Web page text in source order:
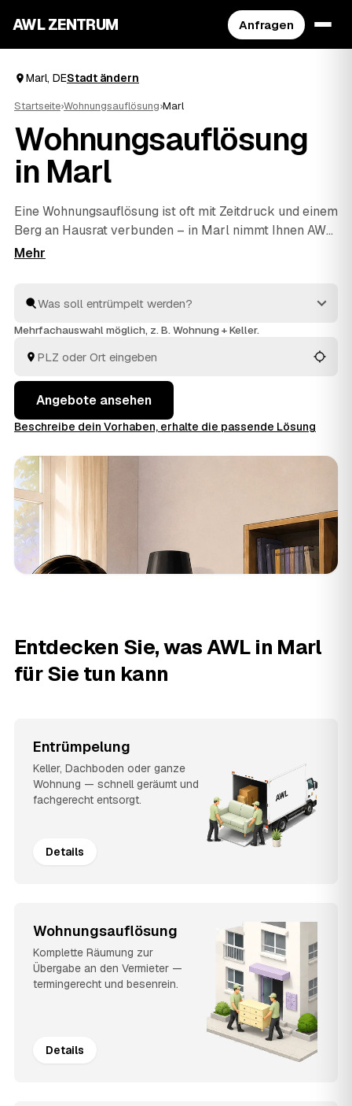
AWL ZENTRUM Anfragen
Marl, DEStadt ändern
Startseite›Wohnungsauflösung›Marl
Wohnungsauflösung
in Marl
Eine Wohnungsauflösung ist oft mit Zeitdruck und einem
Berg an Hausrat verbunden – in Marl nimmt Ihnen AWL
die Anbietersuche ab. Sie geben den Umfang einmal an
Erst wird ausgeräumt und fachgerecht entsorgt, dann
die Wohnung besenrein übergeben. Sie vergleichen in
oderMünsterundLünen
Mehrfachauswahl möglich, z. B. Wohnung + Keller.
Angebote ansehen
Beschreibe dein Vorhaben, erhalte die passende Lösung
Entdecken Sie, was AWL in Marl
für Sie tun kann
Entrümpelung
Keller, Dachboden oder ganze
Wohnung — schnell geräumt und
fachgerecht entsorgt.
Details
Wohnungsauflösung
Komplette Räumung zur
Übergabe an den Vermieter —
termingerecht und besenrein.
Details